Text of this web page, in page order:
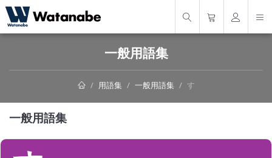
一般用語集
用語集 一般用語集 す
一般用語集